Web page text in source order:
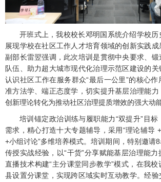
开班式上，我校校长邓明国系统介绍学校历
展现学校在社区工作人才培育领域的创新实践
副部长雷翌强调，此次培训是贯彻中央要求、
队伍、助力超大城市现代化治理示范区建设的关
认识社区工作在服务群众“最后一公里”的核心
准方法学、端正态度学，切实提升基层治理能
创新理论转化为推动社区治理提质增效的强大动能
培训锚定政治训练与履职能力“双提升”目
需求，精心打造十大专题辅导，采用“理论辅导
+小组讨论”多维培养模式。培训期间，特别邀请
传授实战经验，以“干货”分享赋能基层治理能
直播技术构建“主分课堂同步教学”模式，在我
县设置分课堂，实现跨区域实时互动教学。经